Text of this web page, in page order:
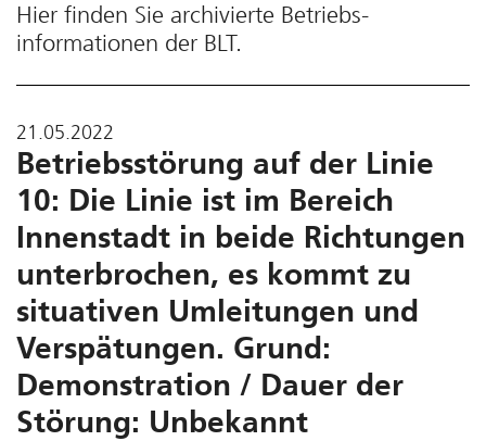
Hier finden Sie ar­chivierte Betriebs­
informationen der BLT.
21.05.2022
Betriebsstörung auf der Linie
10: Die Linie ist im Bereich
Innenstadt in beide Richtungen
unterbrochen, es kommt zu
situativen Umleitungen und
Verspätungen. Grund:
Demonstration / Dauer der
Störung: Unbekannt